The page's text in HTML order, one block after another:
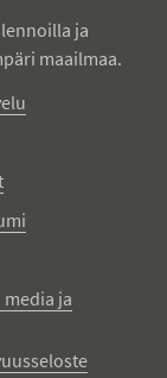
ja
maailmaa.
ja